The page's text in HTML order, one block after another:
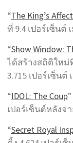
“The King’s
ที่ 9.4 เปอร์เซ็นต์
“Show Window:
ได้สร้างสถิติให
3.715 เปอร์เซ็น
“IDOL: The Coup
เปอร์เซ็นต์หลังจ
“Secret Royal